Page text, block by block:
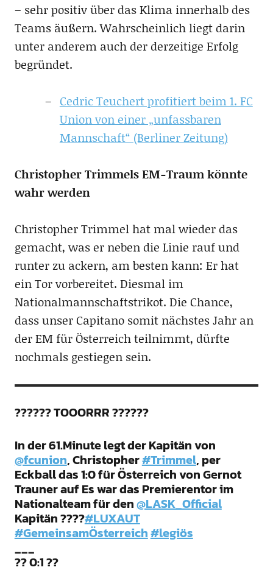
– sehr positiv über das Klima innerhalb des
Teams äußern. Wahrscheinlich liegt darin
unter anderem auch der derzeitige Erfolg
begründet.
Cedric Teuchert profitiert beim 1. FC
Union von einer „unfassbaren
Mannschaft“ (Berliner Zeitung)
Christopher Trimmels EM-Traum könnte
wahr werden
Christopher Trimmel hat mal wieder das
gemacht, was er neben die Linie rauf und
runter zu ackern, am besten kann: Er hat
ein Tor vorbereitet. Diesmal im
Nationalmannschaftstrikot. Die Chance,
dass unser Capitano somit nächstes Jahr an
der EM für Österreich teilnimmt, dürfte
nochmals gestiegen sein.
?????? TOOORRR ??????
In der 61.Minute legt der Kapitän von
@fcunion, Christopher#Trimmel, per
Eckball das 1:0 für Österreich von Gernot
Trauner auf Es war das Premierentor im
Nationalteam für den@LASK_Official
Kapitän ????#LUXAUT
#GemeinsamÖsterreich#legiös
___
?? 0:1 ??